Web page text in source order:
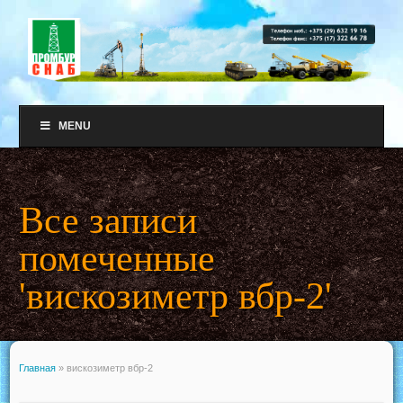
MENU
Все записи
помеченные
'вискозиметр вбр-2'
Главная » вискозиметр вбр-2